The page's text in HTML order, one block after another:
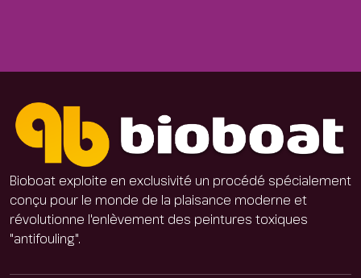
Bioboat exploite en exclusivité un procédé spécialement
conçu pour le monde de la plaisance moderne et
révolutionne l'enlèvement des peintures toxiques
"antifouling".